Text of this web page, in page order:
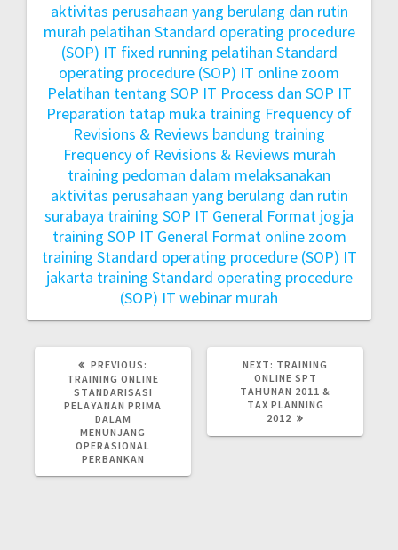
aktivitas perusahaan yang berulang dan rutin
murah pelatihan Standard operating procedure
(SOP) IT fixed running pelatihan Standard
operating procedure (SOP) IT online zoom
Pelatihan tentang SOP IT Process dan SOP IT
Preparation tatap muka training Frequency of
Revisions & Reviews bandung training
Frequency of Revisions & Reviews murah
training pedoman dalam melaksanakan
aktivitas perusahaan yang berulang dan rutin
surabaya training SOP IT General Format jogja
training SOP IT General Format online zoom
training Standard operating procedure (SOP) IT
jakarta training Standard operating procedure
(SOP) IT webinar murah
PREVIOUS:
TRAINING ONLINE
STANDARISASI
PELAYANAN PRIMA
DALAM
MENUNJANG
OPERASIONAL
PERBANKAN
NEXT: TRAINING
ONLINE SPT
TAHUNAN 2011 &
TAX PLANNING
2012